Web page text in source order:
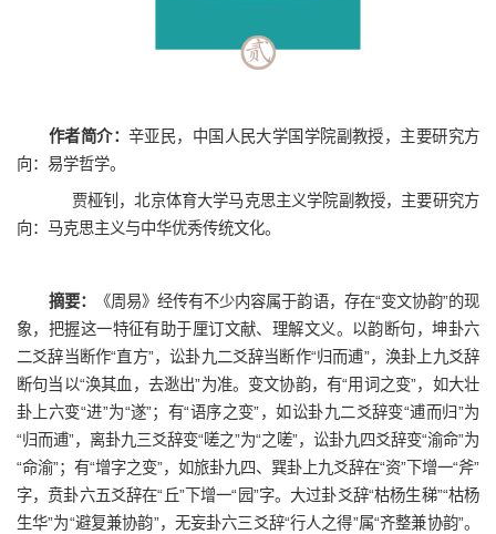
作者简介： 辛亚民，中国人民大学国学院副教授，主要研究方
向：易学哲学。
贾桠钊，北京体育大学马克思主义学院副教授，主要研究方
向：马克思主义与中华优秀传统文化。
摘要：
《周易》经传有不少内容属于韵语，存在“变文协韵”的现
象，把握这一特征有助于厘订文献、理解文义。以韵断句，坤卦六
二爻辞当断作“直方”，讼卦九二爻辞当断作“归而逋”，涣卦上九爻辞
断句当以“涣其血，去逖出”为准。变文协韵，有“用词之变”，如大壮
卦上六变“进”为“遂”；有“语序之变”，如讼卦九二爻辞变“逋而归”为
“归而逋”，离卦九三爻辞变“嗟之”为“之嗟”，讼卦九四爻辞变“渝命”为
“命渝”；有“增字之变”，如旅卦九四、巽卦上九爻辞在“资”下增一“斧”
字，贲卦六五爻辞在“丘”下增一“园”字。大过卦爻辞“枯杨生稊”“枯杨
生华”为“避复兼协韵”，无妄卦六三爻辞“行人之得”属“齐整兼协韵”。